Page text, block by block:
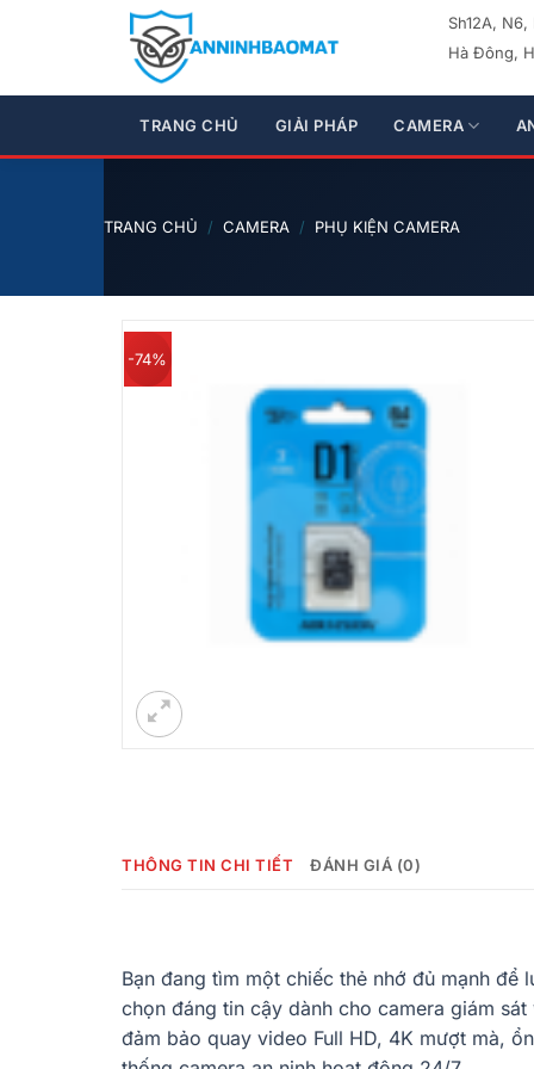
dung
Sh12A,
Hà Đông,
TRANG CHỦ GIẢI PHÁP CAMERA
TRANG CHỦ / CAMERA / PHỤ KIỆN CAMERA
-74%
THÔNG TIN CHI TIẾT ĐÁNH GIÁ (0)
Bạn đang tìm một chiếc thẻ nhớ đủ mạnh để
chọn đáng tin cậy dành cho camera giám
đảm bảo quay video Full HD, 4K mượt mà,